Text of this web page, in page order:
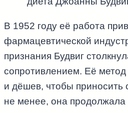
В 1952 году её работа
фармацевтической
признания Будвиг
сопротивлением. Её
и дёшев, чтобы приносить
не менее, она продолжала